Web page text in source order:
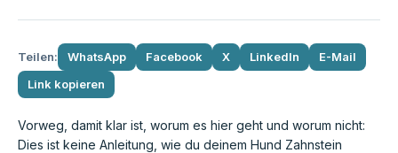
Teilen: WhatsApp Facebook X LinkedIn
E-Mail
Link kopieren
Vorweg, damit klar ist, worum es hier geht und worum nicht:
Dies ist keine Anleitung, wie du deinem Hund Zahnstein